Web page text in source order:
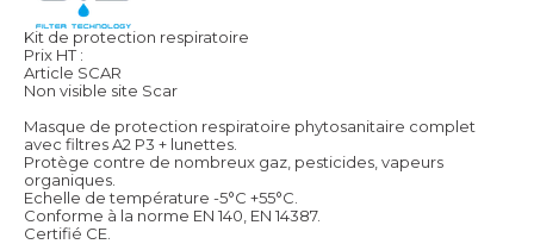
Kit de protection respiratoire
Prix HT :
Article SCAR
Non visible site Scar
Masque de protection respiratoire phytosanitaire complet
avec filtres A2 P3 + lunettes.
Protège contre de nombreux gaz, pesticides, vapeurs
organiques.
Echelle de température -5°C +55°C.
Conforme à la norme EN 140, EN 14387.
Certifié CE.